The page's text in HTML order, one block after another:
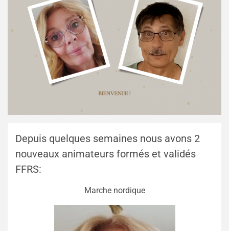
Depuis quelques semaines nous avons 2
nouveaux animateurs formés et validés
FFRS:
Marche nordique